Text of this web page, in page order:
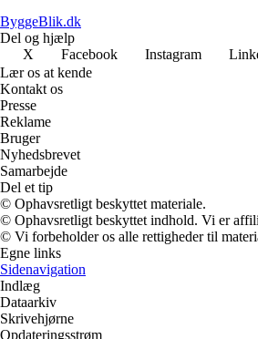
ByggeBlik.dk
Del og hjælp
X
Facebook Instagram
Lær os at kende
Kontakt os
Presse
Reklame
Bruger
Nyhedsbrevet
Samarbejde
Del et tip
© Ophavsretligt beskyttet materiale.
© Ophavsretligt beskyttet indhold. Vi er
© Vi forbeholder os alle rettigheder til
Egne links
Sidenavigation
Indlæg
Dataarkiv
Skrivehjørne
Opdateringsstrøm